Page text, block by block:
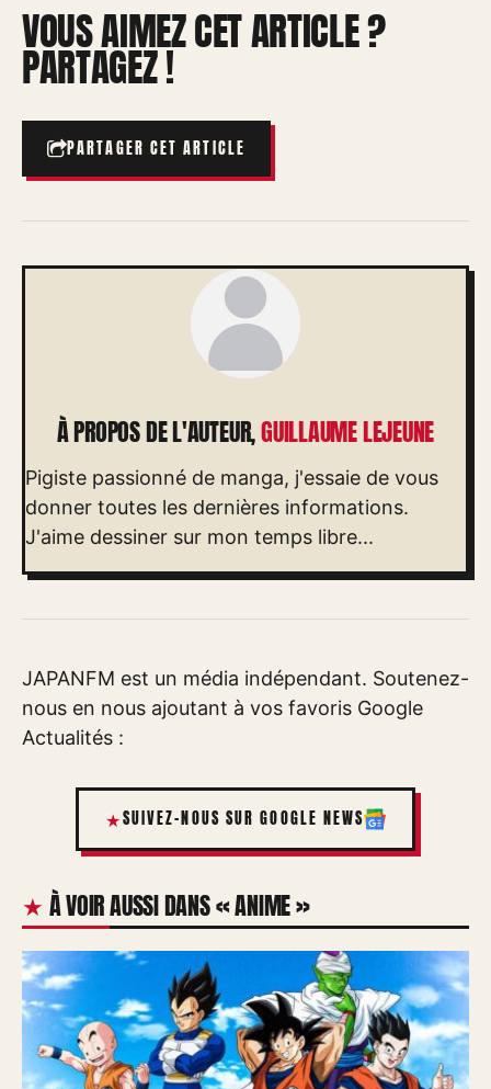
VOUS AIMEZ CET ARTICLE ?
PARTAGEZ !
PARTAGER CET ARTICLE
À PROPOS DE L'AUTEUR,GUILLAUME LEJEUNE
Pigiste passionné de manga, j'essaie de vous
donner toutes les dernières informations.
J'aime dessiner sur mon temps libre...
JAPANFM est un média indépendant. Soutenez-
nous en nous ajoutant à vos favoris Google
Actualités :
SUIVEZ-NOUS SUR GOOGLE NEWS
À VOIR AUSSI DANS « ANIME »